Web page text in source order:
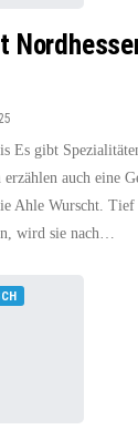
Es gibt
auch eine
Ahle Wurscht.
wird sie nach…